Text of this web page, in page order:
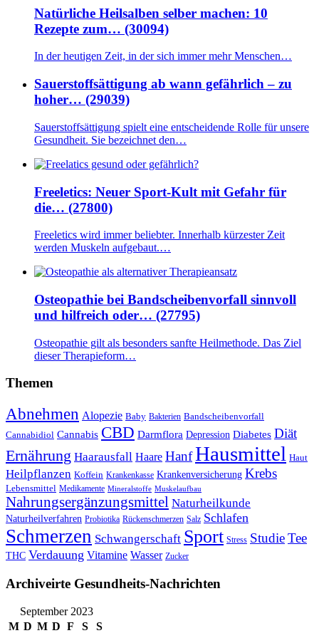
Natürliche Heilsalben selber machen: 10
Rezepte zum… (30094)
In der heutigen Zeit, in der sich immer mehr Menschen…
Sauerstoffsättigung ab wann gefährlich – zu
hoher… (29039)
Sauerstoffsättigung spielt eine entscheidende Rolle für unsere
Gesundheit. Sie bezeichnet den…
Freeletics: Neuer Sport-Kult mit Gefahr für
die… (27800)
Freeletics wird immer beliebter. Innerhalb kürzester Zeit
werden Muskeln aufgebaut.…
Osteopathie bei Bandscheibenvorfall sinnvoll
und hilfreich oder… (27795)
Osteopathie gilt als besonders sanfte Heilmethode. Das Ziel
dieser Therapieform…
Themen
Abnehmen Alopezie Baby Bakterien Bandscheibenvorfall
Cannabidiol Cannabis CBD Darmflora Depression Diabetes Diät
Ernährung Haarausfall Haare HanfHausmittel Haut
Heilpflanzen Koffein Krankenkasse Krankenversicherung Krebs
Lebensmittel Medikamente Mineralstoffe Muskelaufbau
Nahrungsergänzungsmittel Naturheilkunde
Naturheilverfahren Probiotika Rückenschmerzen Salz Schlafen
Schmerzen Schwangerschaft Sport Stress StudieTee
THC Verdauung Vitamine Wasser Zucker
Archiveirte Gesundheits-Nachrichten
September 2023
M D M D F S
S